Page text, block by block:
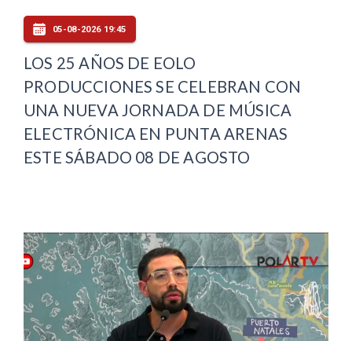
05-08-2026 19:45
LOS 25 AÑOS DE EOLO
PRODUCCIONES SE CELEBRAN CON
UNA NUEVA JORNADA DE MÚSICA
ELECTRÓNICA EN PUNTA ARENAS
ESTE SÁBADO 08 DE AGOSTO